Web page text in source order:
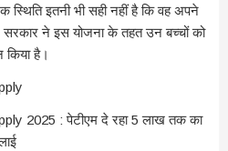
स्थिति इतनी भी सही नहीं है कि वह अपने
सरकार ने इस योजना के तहत उन बच्चों को
किया है।
2025 : पेटीएम दे रहा 5 लाख तक का